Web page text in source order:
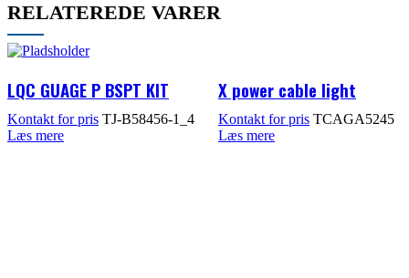
RELATEREDE VARER
LQC GUAGE P BSPT KIT
TJ-B58456-1_4
Læs mere
X power cable light
TCAGA5245
Læs mere